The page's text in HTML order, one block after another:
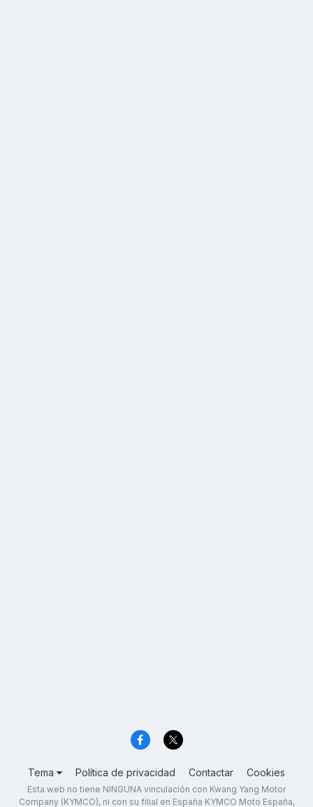
Tema Política de privacidad Contactar Cookies
Esta web no tiene NINGUNA vinculación con Kwang Yang Motor
Company (KYMCO), ni con su filial en España KYMCO Moto España,